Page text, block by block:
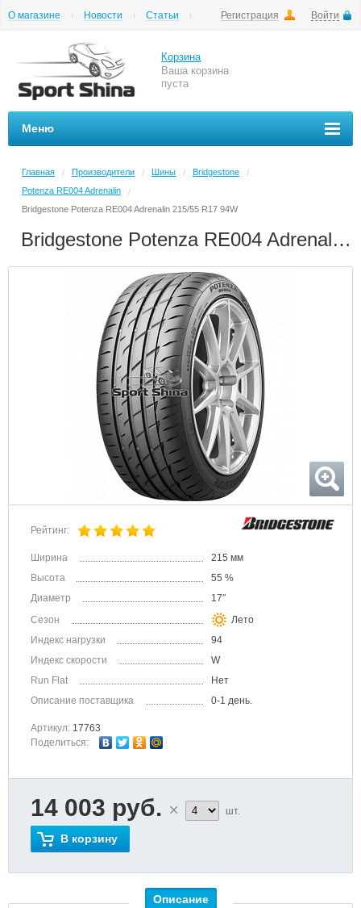
Регистрация Войти
О магазине Новости
Статьи
Корзина
Ваша корзина
пуста
Меню
Главная / Производители / Шины / Bridgestone
/
Potenza RE004 Adrenalin
/
Bridgestone Potenza RE004 Adrenalin 215/55 R17 94W
Bridgestone Potenza RE004 Adrenalin 215/55 R17 94W
Рейтинг:
Ширина
215 мм
Высота
55 %
Диаметр
17″
Сезон
Лето
Индекс нагрузки
94
Индекс скорости
W
Run Flat
Нет
Описание поставщика
0-1 день.
Артикул: 17763
Поделиться:
14 003 руб. шт.
В корзину
Описание